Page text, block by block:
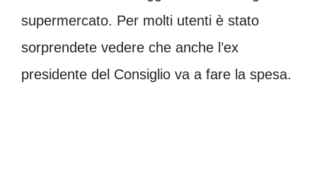
supermercato. Per molti utenti è stato
sorprendete vedere che anche l’ex
presidente del Consiglio va a fare la spesa.